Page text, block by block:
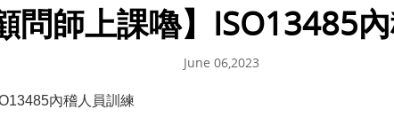
問師上課嚕】ISO13485
June 06,2023
內稽人員訓練